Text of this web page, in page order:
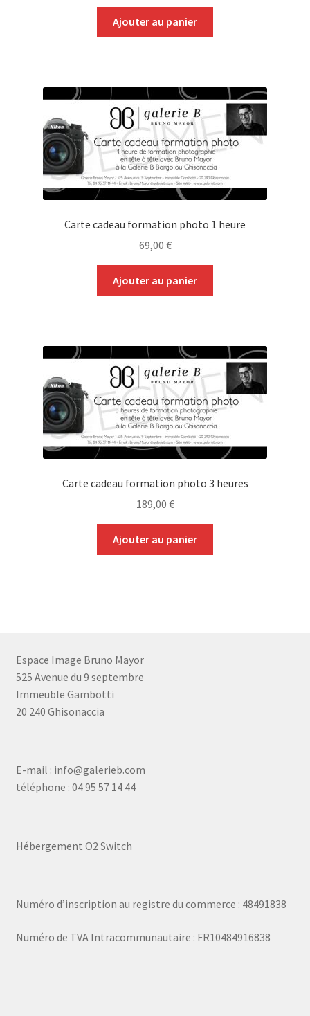
Ajouter au panier
Carte cadeau formation photo 1 heure
69,00 €
Ajouter au panier
Carte cadeau formation photo 3 heures
189,00 €
Ajouter au panier
Espace Image Bruno Mayor
525 Avenue du 9 septembre
Immeuble Gambotti
20 240 Ghisonaccia
E-mail : info@galerieb.com
téléphone : 04 95 57 14 44
Hébergement O2 Switch
Numéro d’inscription au registre du commerce : 48491838
Numéro de TVA Intracommunautaire : FR10484916838